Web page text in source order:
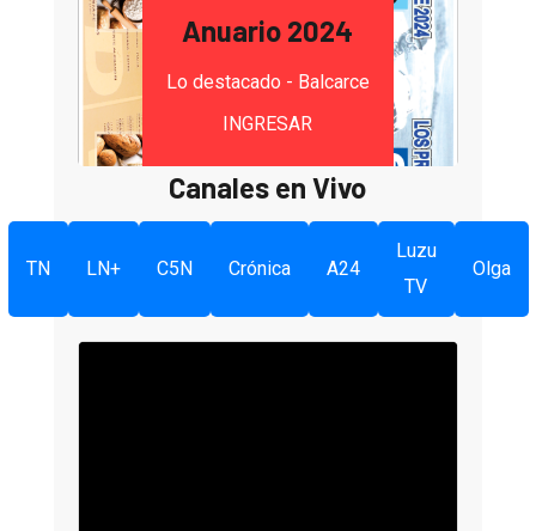
Anuario 2024
Lo destacado - Balcarce
INGRESAR
Canales en Vivo
TN LN+ C5N Crónica A24
Luzu
TV
Olga